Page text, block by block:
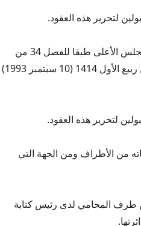
لتحرير هذه العقود.
يقيد باللائحة المحامون المقبولون للترافع أمام المجلس الأعلى طبقا للفصل 34 من
الظهير الشريف رقم 1.93.162 الصادر في 22 من ربيع الأول 1414 (10 سبتمبر 1993)
لتحرير هذه العقود.
من الأطراف ومن الجهة التي
طرف المحامي لدى رئيس كتابة